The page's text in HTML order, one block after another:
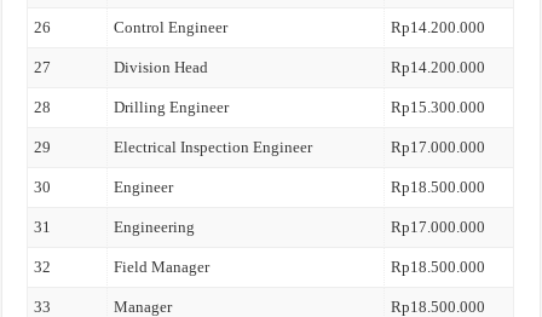
26 Control Engineer Rp14.200.000
27 Division Head Rp14.200.000
28 Drilling Engineer Rp15.300.000
29 Electrical Inspection Engineer Rp17.000.000
30 Engineer Rp18.500.000
31 Engineering Rp17.000.000
32 Field Manager Rp18.500.000
33 Manager Rp18.500.000